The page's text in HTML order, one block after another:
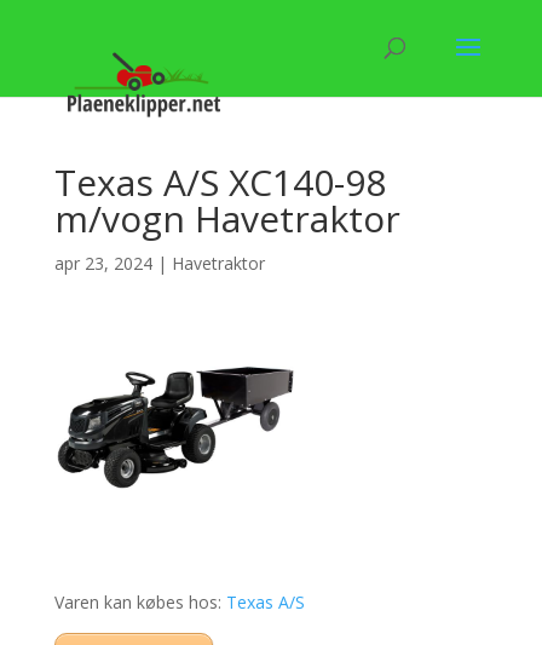
Texas A/S XC140-98
m/vogn Havetraktor
apr 23, 2024| Havetraktor
Varen kan købes hos: Texas A/S